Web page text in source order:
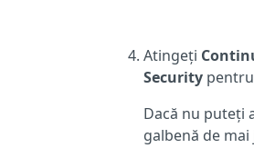
Atingeți
Security
Dacă nu puteți
galbenă de